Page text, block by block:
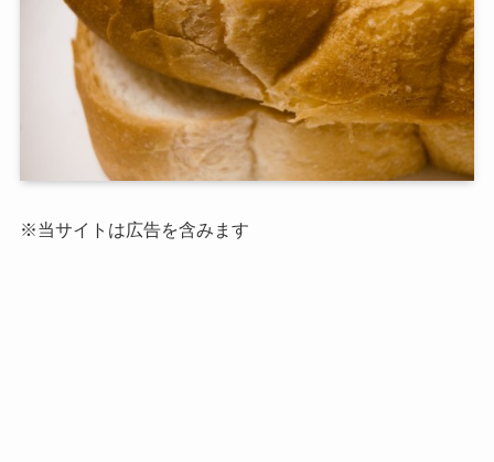
※当サイトは広告を含みます